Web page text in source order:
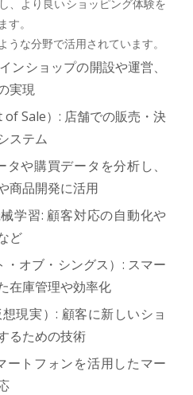
、より良いショッピング体験を
。
うな分野で活用されています。
ンショップの開設や運営、
実現
Sale）: 店舗での販売・決
ステム
や購買データを分析し、
商品開発に活用
学習: 顧客対応の自動化や
ど
オブ・シングス）: スマー
在庫管理や効率化
現実）: 顧客に新しいショ
るための技術
ートフォンを活用したマー